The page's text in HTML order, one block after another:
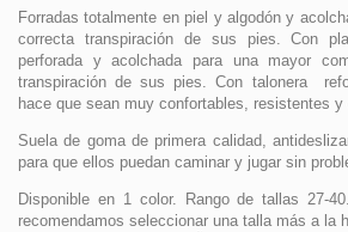
Forradas totalmente en piel y algodón y
correcta transpiración de sus pies. Con
perforada y acolchada para una mayor
transpiración de sus pies. Con talonera
hace que sean muy confortables, resistentes y
Suela de goma de primera calidad,
para que ellos puedan caminar y jugar sin
Disponible en 1 color. Rango de tallas 27-
recomendamos seleccionar una talla más a la